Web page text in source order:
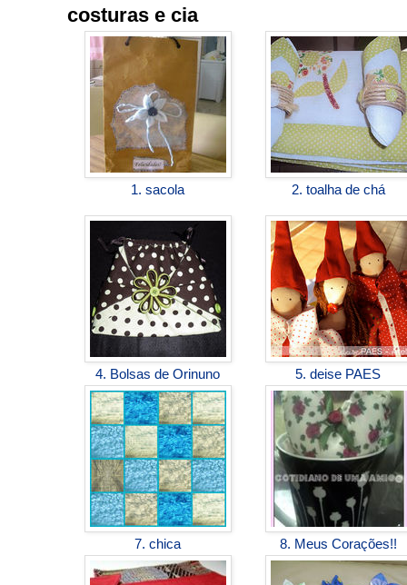
costuras e cia
1. sacola 2. toalha de chá
4. Bolsas de Orinuno 5. deise PAES
7. chica 8. Meus Corações!!